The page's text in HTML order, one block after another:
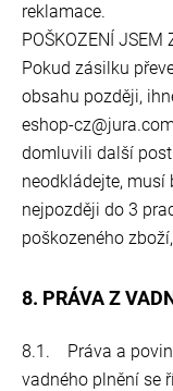
reklamace.
POŠKOZENÍ JSEM
Pokud zásilku
obsahu později,
eshop-
domluvili další
neodkládejte, musí
nejpozději do 3
poškozeného
8. PRÁVA Z
8.1. Práva a
vadného plnění se